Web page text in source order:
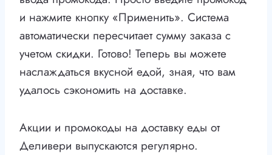
и нажмите кнопку «Применить». Система
автоматически пересчитает сумму заказа с
учетом скидки. Готово! Теперь вы можете
наслаждаться вкусной едой, зная, что вам
удалось сэкономить на доставке.
Акции и промокоды на доставку еды от
Деливери выпускаются регулярно.